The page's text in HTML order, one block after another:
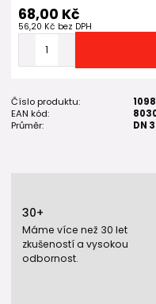
68,00 Kč
56,20 Kč bez DPH
Číslo produktu:
1098
EAN kód:
Průměr:
DN
30+
Máme více než 30 let
zkušeností a vysokou
odbornost.